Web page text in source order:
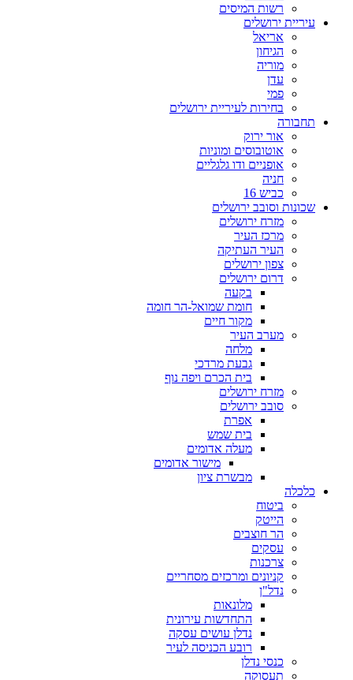
רשות המיסים
עיריית ירושלים
אריאל
הגיחון
מוריה
עדן
פמי
בחירות לעיריית ירושלים
תחבורה
אור ירוק
אוטובוסים ומוניות
אופניים ודו גלגליים
חניה
כביש 16
שכונות וסובב ירושלים
מזרח ירושלים
מרכז העיר
העיר העתיקה
צפון ירושלים
דרום ירושלים
בקעה
חומת שמואל-הר חומה
מקור חיים
מערב העיר
מלחה
גבעת מרדכי
בית הכרם ויפה נוף
מזרח ירושלים
סובב ירושלים
אפרת
בית שמש
מעלה אדומים
מישור אדומים
מבשרת ציון
כלכלה
ביטוח
הייטק
הר חוצבים
עסקים
צרכנות
קניונים ומרכזים מסחריים
נדל"ן
מלונאות
התחדשות עירונית
נדלן עושים עסקה
רובע הכניסה לעיר
כנסי נדלן
תעסוקה